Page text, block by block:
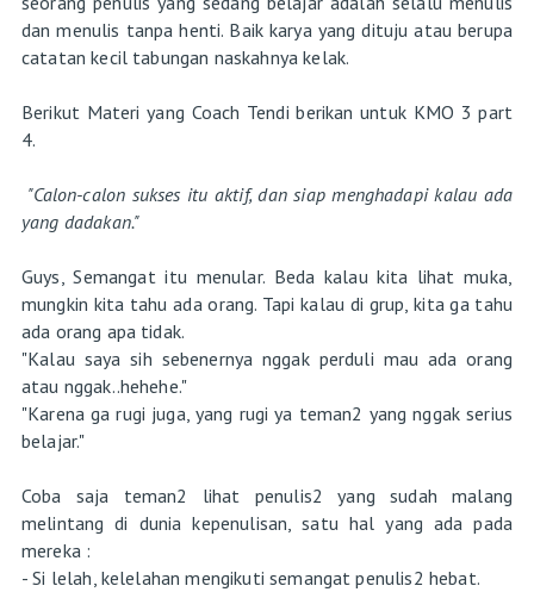
dan menulis tanpa henti. Baik karya yang dituju atau berupa
catatan kecil tabungan naskahnya kelak.
Berikut Materi yang Coach Tendi berikan untuk KMO 3 part
4.
"Calon-calon sukses itu aktif, dan siap menghadapi kalau ada
yang dadakan."
Guys, Semangat itu menular. Beda kalau kita lihat muka,
mungkin kita tahu ada orang. Tapi kalau di grup, kita ga tahu
ada orang apa tidak.
"Kalau saya sih sebenernya nggak perduli mau ada orang
atau nggak..hehehe."
"Karena ga rugi juga, yang rugi ya teman2 yang nggak serius
belajar."
Coba saja teman2 lihat penulis2 yang sudah malang
melintang di dunia kepenulisan, satu hal yang ada pada
mereka :
- Si lelah, kelelahan mengikuti semangat penulis2 hebat.